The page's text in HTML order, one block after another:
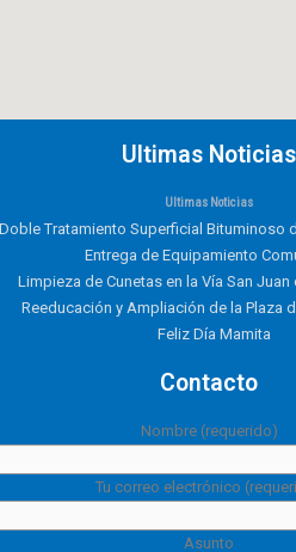
Ultimas Noticias
Ultimas Noticias
Tratamiento Superficial Bituminoso
Entrega de Equipamiento
Limpieza de Cunetas en la Vía San Juan
Reeducación y Ampliación de la Plaza
Feliz Día Mamita
Contacto
Nombre (requerido)
Tu correo electrónico
Asunto